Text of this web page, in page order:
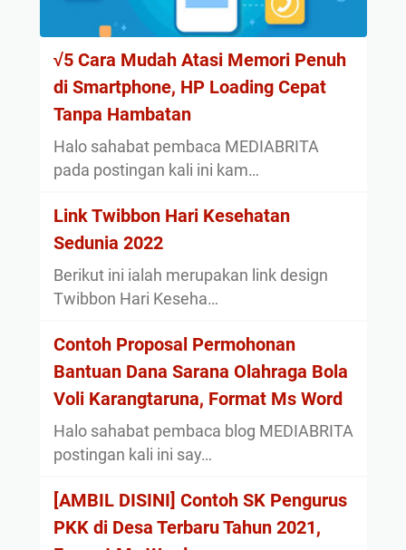
√5 Cara Mudah Atasi Memori Penuh
di Smartphone, HP Loading Cepat
Tanpa Hambatan
Halo sahabat pembaca MEDIABRITA
pada postingan kali ini kam…
Link Twibbon Hari Kesehatan
Sedunia 2022
Berikut ini ialah merupakan link design
Twibbon Hari Keseha…
Contoh Proposal Permohonan
Bantuan Dana Sarana Olahraga Bola
Voli Karangtaruna, Format Ms Word
Halo sahabat pembaca blog MEDIABRITA
postingan kali ini say…
[AMBIL DISINI] Contoh SK Pengurus
PKK di Desa Terbaru Tahun 2021,